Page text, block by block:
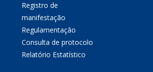
Registro de
manifestação
Regulamentação
Consulta de protocolo
Relatório Estatístico